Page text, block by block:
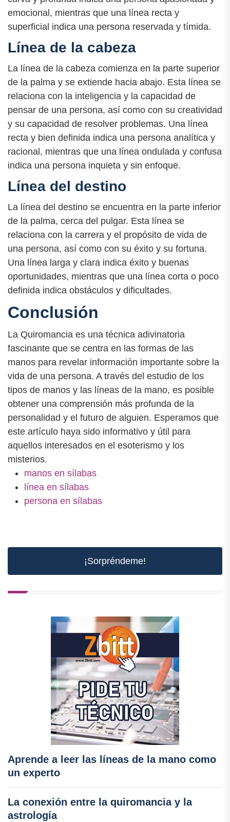
emocional, mientras que una línea recta y
superficial indica una persona reservada y tímida.
Línea de la cabeza
La línea de la cabeza comienza en la parte superior
de la palma y se extiende hacia abajo. Esta línea se
relaciona con la inteligencia y la capacidad de
pensar de una persona, así como con su creatividad
y su capacidad de resolver problemas. Una línea
recta y bien definida indica una persona analítica y
racional, mientras que una línea ondulada y confusa
indica una persona inquieta y sin enfoque.
Línea del destino
La línea del destino se encuentra en la parte inferior
de la palma, cerca del pulgar. Esta línea se
relaciona con la carrera y el propósito de vida de
una persona, así como con su éxito y su fortuna.
Una línea larga y clara indica éxito y buenas
oportunidades, mientras que una línea corta o poco
definida indica obstáculos y dificultades.
Conclusión
La Quiromancia es una técnica adivinatoria
fascinante que se centra en las formas de las
manos para revelar información importante sobre la
vida de una persona. A través del estudio de los
tipos de manos y las líneas de la mano, es posible
obtener una comprensión más profunda de la
personalidad y el futuro de alguien. Esperamos que
este artículo haya sido informativo y útil para
aquellos interesados en el esoterismo y los
misterios.
manos en sílabas
línea en sílabas
persona en sílabas
¡Sorpréndeme!
Aprende a leer las líneas de la mano como
un experto
La conexión entre la quiromancia y la
astrología